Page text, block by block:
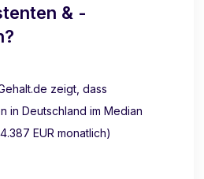
& -
zeigt, dass
in Deutschland im Median
EUR monatlich)